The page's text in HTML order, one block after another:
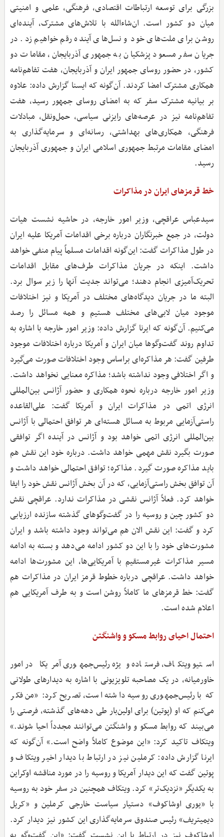
بزرگی برای توسعه ارتباطات اقتصادی، فرهنگی، علمی و امنیتی
میان دو کشور است. ان‌شاءالله با تلاش‌های مشترک، آینده‌ای
روشن برای ملت‌های خود و نسل‌های آینده رقم خواهیم زد. در
جریان سفر مسعود پزشکیان به جمهوری آذربایجان، مقامات دو
کشور، در حضور روسای جمهور ایران و آذربایجان، هفت تفاهم‌نامه
همکاری مشترک امضا کردند. آن‌گونه که ایسنا گزارش داده: علاوه
بر بیانیه مشترک سفر که به امضای روسای جمهور رسید، هفت
تفاهم‌نامه نیز در عرصه‌های رایزنی سیاسی، حمل‌ونقل، مبادلات
فرهنگی، همکاری‌های بهداشتی، رسانه‌ای و سرمایه‌گذاری به
امضای مقامات مرتبط جمهوری اسلامی ایران و جمهوری آذربایجان
رسید.
خط قرمزهای ایران در مذاکرات
سیدعباس عراقچی، وزیر امور خارجه، در حاشیه نشست هیات
دولت، در جمع خبرنگاران درباره برخی اقدامات آمریکا علیه ایران
در طول مذاکرات گفت: این‌گونه اقدامات مسلماً پیام منفی خواهد
داشت. اینکه در جریان مذاکرات طرف‌های مقابل اقدامات
تحریک‌آمیزی انجام دهند؛ می‌تواند جدیت آنها را زیر سوال برد.
البته ما در جریان دیدگاه‌های مختلف در آمریکا و نیز اختلافات
موجود میان لابی‌های مختلف هستیم و همه مسائل را رصد
می‌کنیم. آن‌گونه که ایرنا گزارش داده: وزیر امور خارجه با اشاره به
تداوم روند گفت‌وگوها میان ایران و آمریکا درباره اختلافات موجود
طرفین گفت: هر مذاکره‌ای براساس وجود اختلافات صورت می‌گیرد
و اگر اختلافی وجود نداشته باشد؛ مذاکره معنایی نخواهد داشت.
وزیر امور خارجه درباره نحوه همکاری و حضور آژانس بین‌المللی
انرژی اتمی در مذاکرات ایران و آمریکا گفت: علی‌القاعده
راستی‌آزمایی مربوط به مسائل هسته‌ای هر توافق احتمالی با آژانس
بین‌المللی انرژی اتمی خواهد بود و آژانس در آینده اگر توافقی
صورت بگیرد نقش مهمی خواهد داشت. درباره خود این نقش هم
باید مذاکره صورت گیرد. مذاکره؛ توافق احتمالی خواهد داشت و
آن توافق بخش راستی‌آزمایی، که در آن بخش آژانس نقش خود را ایفا
خواهد کرد. فعلاً آژانس نقشی در مذاکرات ندارد. عراقچی نقش
دو کشور چین و روسیه را در گفت‌وگوهای گذشته سازنده ارزیابی
کرد و گفت: این نقش الان هم می‌تواند وجود داشته باشد و ایران
مشورت‌های خود را با این دو کشور ادامه می‌دهد و بسته به ادامه
مسیر مذاکرات غیرمستقیم با آمریکایی‌ها، این مشورت‌ها ادامه
خواهد داشت. عراقچی درباره خطوط قرمز ایران در مذاکرات هم
گفت: خط قرمزهای ما کاملاً روشن است و به طرف آمریکایی هم
اعلام شده است.
احتمال احیای روابط مسکو و واشنگتن
استیو ویتکاف، فرستاده ویژه رئیس‌جمهوری آمریکا در امور
خاورمیانه، در یک مصاحبه تلویزیونی با اشاره به دیدارهای طولانی
که با رئیس‌جمهوری روسیه داشته است، تصریح کرد: «من فکر
می‌کنم که او (پوتین) برای اولین‌بار طی دهه‌های گذشته، فرصتی را
می‌بیند که روابط مسکو و واشنگتن می‌توانند مجدداً احیا شوند.»
ویتکاف تاکید کرد: «این موضوع کاملاً واضح است.» آن‌گونه که
ایرنا گزارش داده: کرملین نیز در ارتباط با دیدار اخیر ویتکاف و
پوتین گفت که این دیدار آمریکا و روسیه را در مورد مناقشه اوکراین
به یکدیگر «نزدیک‌تر» کرد. ویتکاف همچنین در سفر خود به روسیه
با «یوری اوشاکوف» دستیار سیاست خارجی کرملین و «کریل
دیمیتریف» رئیس صندوق سرمایه‌گذاری این کشور نیز دیدار کرد.